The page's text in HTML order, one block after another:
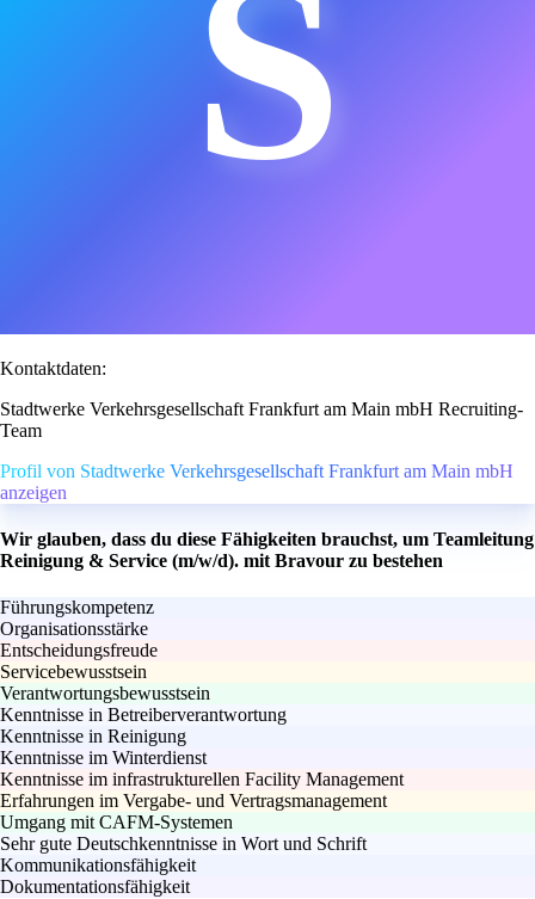
S
Kontaktdaten:
Stadtwerke Verkehrsgesellschaft Frankfurt am Main mbH Recruiting-
Team
Profil von Stadtwerke Verkehrsgesellschaft Frankfurt am Main mbH
anzeigen
Wir glauben, dass du diese Fähigkeiten brauchst, um Teamleitung
Reinigung & Service (m/w/d). mit Bravour zu bestehen
Führungskompetenz
Organisationsstärke
Entscheidungsfreude
Servicebewusstsein
Verantwortungsbewusstsein
Kenntnisse in Betreiberverantwortung
Kenntnisse in Reinigung
Kenntnisse im Winterdienst
Kenntnisse im infrastrukturellen Facility Management
Erfahrungen im Vergabe- und Vertragsmanagement
Umgang mit CAFM-Systemen
Sehr gute Deutschkenntnisse in Wort und Schrift
Kommunikationsfähigkeit
Dokumentationsfähigkeit